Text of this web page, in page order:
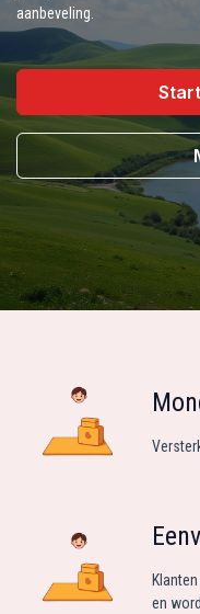
aanbeveling.
en